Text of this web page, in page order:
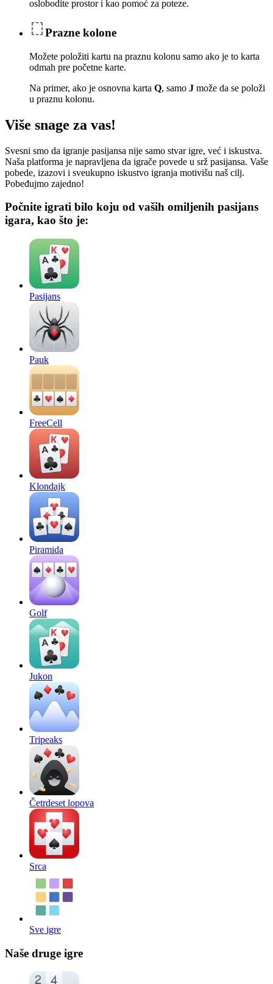
oslobodite prostor i kao pomoć za poteze.
Prazne kolone
Možete položiti kartu na praznu kolonu samo ako je to karta
odmah pre početne karte.
Na primer, ako je osnovna karta Q, samo J može da se položi
u praznu kolonu.
Više snage za vas!
Svesni smo da igranje pasijansa nije samo stvar igre, već i iskustva.
Naša platforma je napravljena da igrače povede u srž pasijansa. Vaše
pobede, izazovi i sveukupno iskustvo igranja motivišu naš cilj.
Pobeđujmo zajedno!
Počnite igrati bilo koju od vaših omiljenih pasijans
igara, kao što je:
Pasijans
Pauk
FreeCell
Klondajk
Piramida
Golf
Jukon
Tripeaks
Četrdeset lopova
Srca
Sve igre
Naše druge igre